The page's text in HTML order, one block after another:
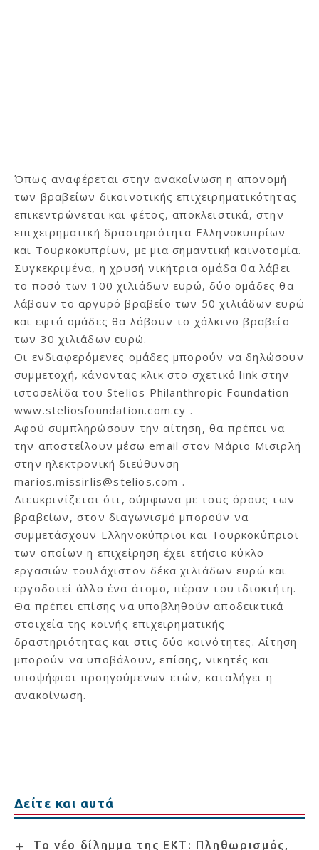
Όπως αναφέρεται στην ανακοίνωση η απονομή
των βραβείων δικοινοτικής επιχειρηματικότητας
επικεντρώνεται και φέτος, αποκλειστικά, στην
επιχειρηματική δραστηριότητα Ελληνοκυπρίων
και Τουρκοκυπρίων, με μια σημαντική καινοτομία.
Συγκεκριμένα, η χρυσή νικήτρια ομάδα θα λάβει
το ποσό των 100 χιλιάδων ευρώ, δύο ομάδες θα
λάβουν το αργυρό βραβείο των 50 χιλιάδων ευρώ
και εφτά ομάδες θα λάβουν το χάλκινο βραβείο
των 30 χιλιάδων ευρώ.
Οι ενδιαφερόμενες ομάδες μπορούν να δηλώσουν
συμμετοχή, κάνοντας κλικ στο σχετικό link στην
ιστοσελίδα του Stelios Philanthropic Foundation
www.steliosfoundation.com.cy .
Αφού συμπληρώσουν την αίτηση, θα πρέπει να
την αποστείλουν μέσω email στον Μάριο Μισιρλή
στην ηλεκτρονική διεύθυνση
marios.missirlis@stelios.com .
Διευκρινίζεται ότι, σύμφωνα με τους όρους των
βραβείων, στον διαγωνισμό μπορούν να
συμμετάσχουν Ελληνοκύπριοι και Τουρκοκύπριοι
των οποίων η επιχείρηση έχει ετήσιο κύκλο
εργασιών τουλάχιστον δέκα χιλιάδων ευρώ και
εργοδοτεί άλλο ένα άτομο, πέραν του ιδιοκτήτη.
Θα πρέπει επίσης να υποβληθούν αποδεικτικά
στοιχεία της κοινής επιχειρηματικής
δραστηριότητας και στις δύο κοινότητες. Αίτηση
μπορούν να υποβάλουν, επίσης, νικητές και
υποψήφιοι προηγούμενων ετών, καταλήγει η
ανακοίνωση.
Δείτε και αυτά
Το νέο δίλημμα της ΕΚΤ: Πληθωρισμός,